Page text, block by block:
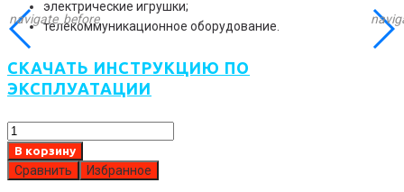
электрические игрушки;
телекоммуникационное оборудование.
СКАЧАТЬ ИНСТРУКЦИЮ ПО
ЭКСПЛУАТАЦИИ
Количество
товара
Аккумуляторная
В корзину
Сравнить Избранное
navigate_before